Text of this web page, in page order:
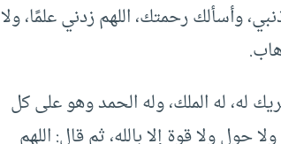
وأسألك رحمتك، اللهم زدني علمًا، ولا
له، له الملك، وله الحمد وهو على كل
حول ولا قوة إلا بالله، ثم قال: اللهم